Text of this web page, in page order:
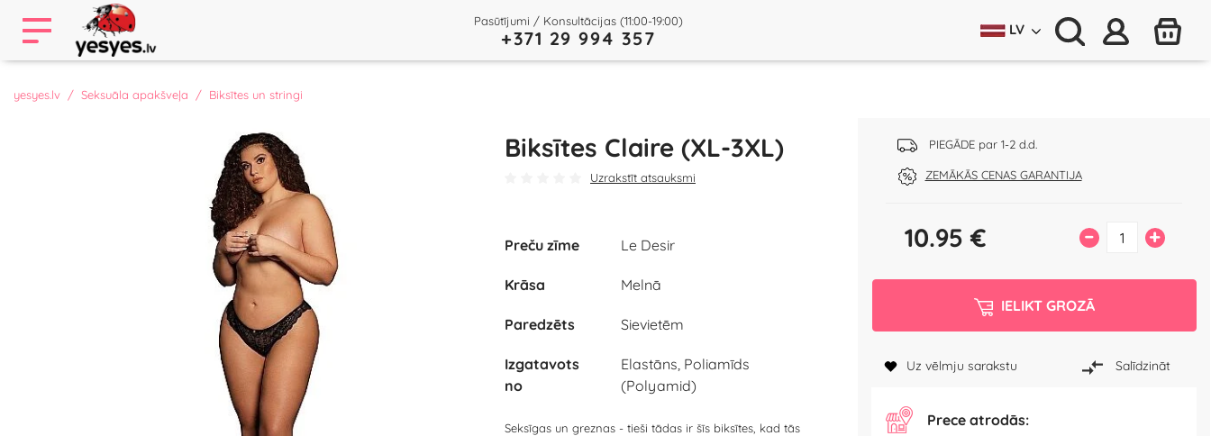
Pasūtījumi / Konsultācijas (11:00-19:00)
+371 29 994 357 LV
yesyes.lv Seksuāla apakšveļa Biksītes un stringi
Biksītes Claire (XL-3XL)
Uzrakstīt atsauksmi
PIEGĀDE par 1-2 d.d.
ZEMĀKĀS CENAS GARANTIJA
Preču zīme Le Desir
Krāsa Melnā
Paredzēts Sievietēm
Izgatavots
no
Elastāns, Poliamīds
(Polyamid)
Seksīgas un greznas - tieši tādas ir šīs biksītes, kad tās
10.95 € – +
IELIKT GROZĀ
Uz vēlmju sarakstu Salīdzināt
Prece atrodās: